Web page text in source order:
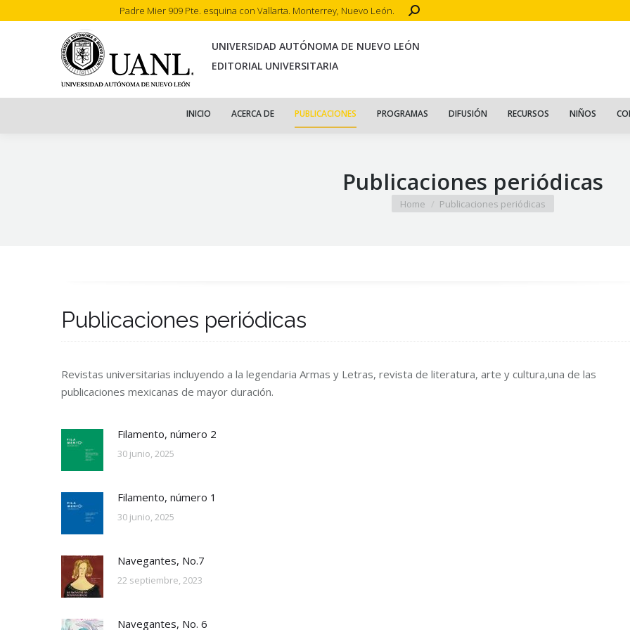
Padre Mier 909 Pte. esquina con Vallarta. Monterrey, Nuevo León. Search:
UNIVERSIDAD AUTÓNOMA DE NUEVO LEÓN
EDITORIAL UNIVERSITARIA
INICIO ACERCA DE PUBLICACIONES PROGRAMAS DIFUSIÓN RECURSOS NIÑOS
Publicaciones periódicas
You are here:
Home Publicaciones periódicas
Publicaciones periódicas
Revistas universitarias incluyendo a la legendaria Armas y Letras, revista de literatura, arte y cultura,una de las
publicaciones mexicanas de mayor duración.
Filamento, número 2
30 junio, 2025
Filamento, número 1
30 junio, 2025
Navegantes, No.7
22 septiembre, 2023
Navegantes, No. 6
INICIO ACERCA DE PUBLICACIONES PROGRAMAS DIFUSIÓN